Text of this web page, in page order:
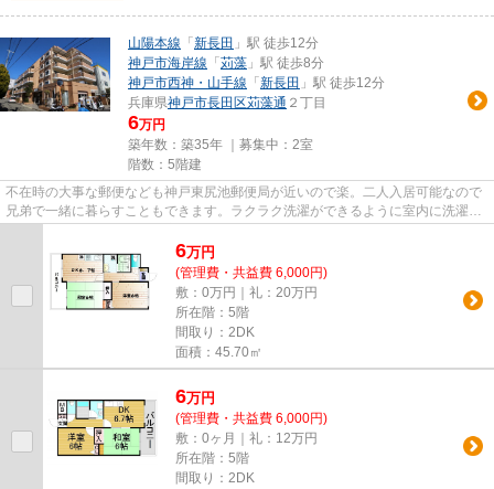
山陽本線 「 新長田 」駅 徒歩12分
神戸市海岸線 「 苅藻 」駅 徒歩8分
神戸市西神・山手線 「 新長田 」駅 徒歩12分
兵庫県神戸市長田区苅藻通 ２丁目
6万円
築年数：築35年 ｜募集中： 2室
階数：5階建
不在時の大事な郵便なども神戸東尻池郵便局が近いので楽。二人入居可能なので
兄弟で一緒に暮らすこともできます。ラクラク洗濯ができるように室内に洗濯機
6万円
(管理費・共益費 6,000円)
敷：0万円｜礼：20万円
所在階：5階
間取り：2DK
面積：45.70㎡
6万円
(管理費・共益費 6,000円)
敷：0ヶ月｜礼：12万円
所在階：5階
間取り：2DK